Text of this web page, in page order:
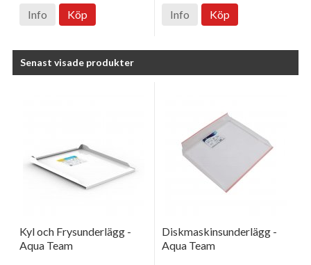
Info Köp Info Köp
Senast visade produkter
Kyl och Frysunderlägg -
Aqua Team
Diskmaskinsunderlägg -
Aqua Team